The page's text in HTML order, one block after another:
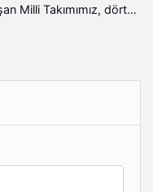
Milli Takımımız, dört